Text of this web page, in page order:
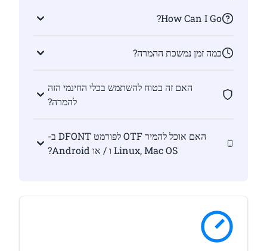
How Can I Go?
כמה זמן נמשכת ההמרה?
האם זה בטוח להשתמש בכלי החינמי הזה
להמרה?
האם אוכל להמיר OTF לפורמט DFONT ב-
Linux, Mac OS ו / או Android?